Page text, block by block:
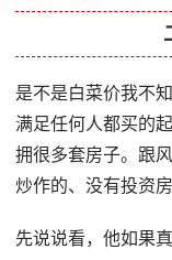
是不是白菜价我不
满足任何人都买的
拥很多套房子。跟
炒作的、没有投资房
先说说看，他如果